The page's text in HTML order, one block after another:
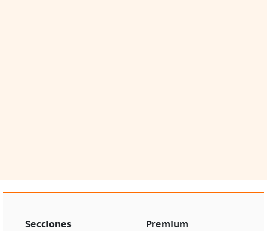
Secciones Premium